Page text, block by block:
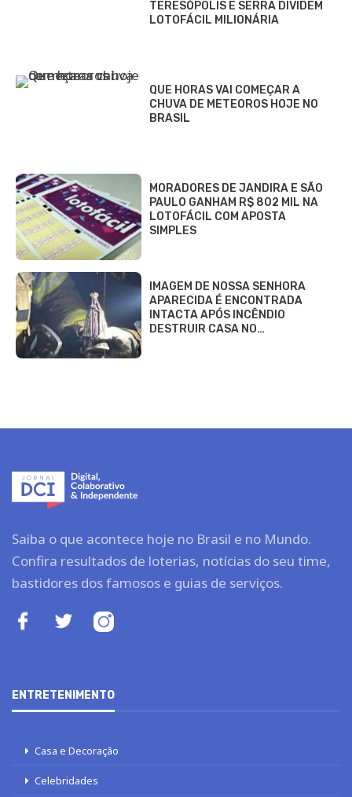
TERESÓPOLIS E SERRA DIVIDEM
LOTOFÁCIL MILIONÁRIA
QUE HORAS VAI COMEÇAR A
CHUVA DE METEOROS HOJE NO
BRASIL
MORADORES DE JANDIRA E SÃO
PAULO GANHAM R$ 802 MIL NA
LOTOFÁCIL COM APOSTA
SIMPLES
IMAGEM DE NOSSA SENHORA
APARECIDA É ENCONTRADA
INTACTA APÓS INCÊNDIO
DESTRUIR CASA NO…
Saiba o que acontece hoje no Brasil e no Mundo.
Confira resultados de loterias, notícias do seu time,
bastidores dos famosos e guias de serviços.
ENTRETENIMENTO
Casa e Decoração
Celebridades